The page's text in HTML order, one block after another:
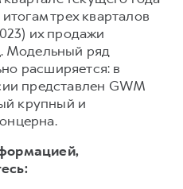
трех кварталов
их продажи
Модельный ряд
расширяется: в
представлен GWM
крупный и